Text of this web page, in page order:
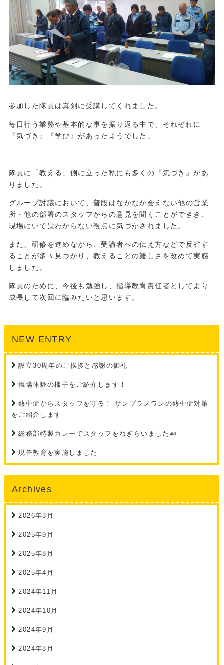
参加した隊員は真剣に受講してくれました。
毎日行う業務や基本的な事を振り返る中で、それぞれに
『気づき』『学び』があったようでした。
隊員に「教える」側に立った私にも多くの『気づき』があ
りました。
グループ討議において、普段はなかなか会えない他の営業
所・他の部署のスタッフからの意見を聞くことができき、
現場にいてはわからない視点に気づかされました。
また、研修を進めながら、受講者への伝え方などで反省す
ることが多々見つかり、教えることの難しさを改めて実感
しました。
隊員のために、今後も勉強し、指導教育責任者としてより
成長して次回に臨みたいと思います。
NEW ENTRY
設立30周年のご挨拶と感謝の御礼
職場体験の様子をご紹介します！
熱中症からスタッフを守る！ サンプラスワンの熱中症対策
をご紹介します
総務部特製カレーでスタッフをねぎらいました🍛
現任教育を実施しました
Archives
2026年3月
2025年9月
2025年8月
2025年4月
2024年11月
2024年10月
2024年9月
2024年8月